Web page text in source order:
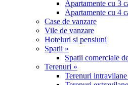
Apartamente cu 3
Apartamente cu 4
Case de vanzare
Vile de vanzare
Hoteluri si pensiuni
Spatii »
Spatii comerciale
Terenuri »
Terenuri